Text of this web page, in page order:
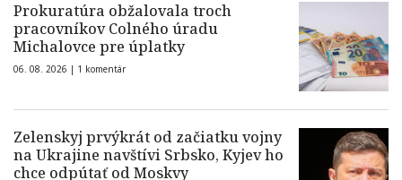
Prokuratúra obžalovala troch
pracovníkov Colného úradu
Michalovce pre úplatky
06. 08. 2026 | 1 komentár
Zelenskyj prvýkrát od začiatku vojny
na Ukrajine navštívi Srbsko, Kyjev ho
chce odpútať od Moskvy